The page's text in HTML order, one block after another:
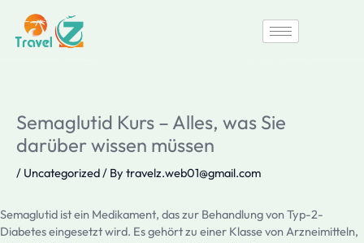
content
Semaglutid Kurs – Alles, was Sie
darüber wissen müssen
/ Uncategorized/ By travelz.web01@gmail.com
Semaglutid ist ein Medikament, das zur Behandlung von Typ-2-
Diabetes eingesetzt wird. Es gehört zu einer Klasse von Arzneimitteln,